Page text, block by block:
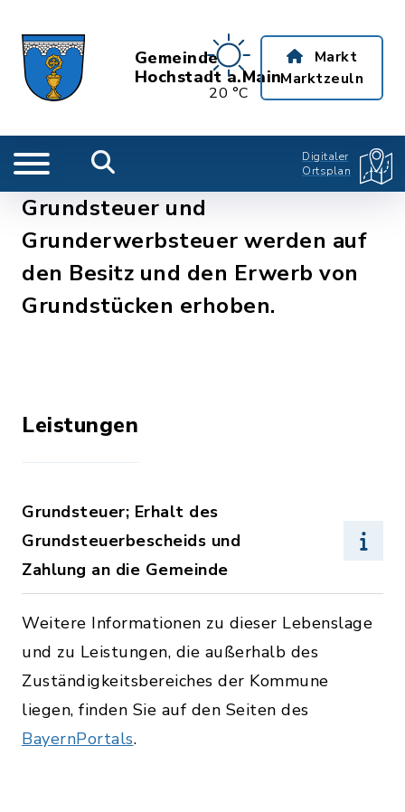
Gemeinde
Hochstadt a.Main
20 °C
Markt
Marktzeuln
Digitaler
Ortsplan
Grundsteuer und
Grunderwerbsteuer werden auf
den Besitz und den Erwerb von
Grundstücken erhoben.
Leistungen
Grundsteuer; Erhalt des
Grundsteuerbescheids und
Zahlung an die Gemeinde
Weitere Informationen zu dieser Lebenslage
und zu Leistungen, die außerhalb des
Zuständigkeitsbereiches der Kommune
liegen, finden Sie auf den Seiten des
BayernPortals.